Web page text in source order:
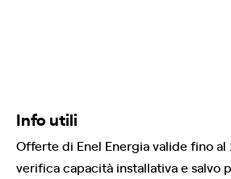
Info utili
Offerte di Enel Energia valide fino
verifica capacità installativa e salvo